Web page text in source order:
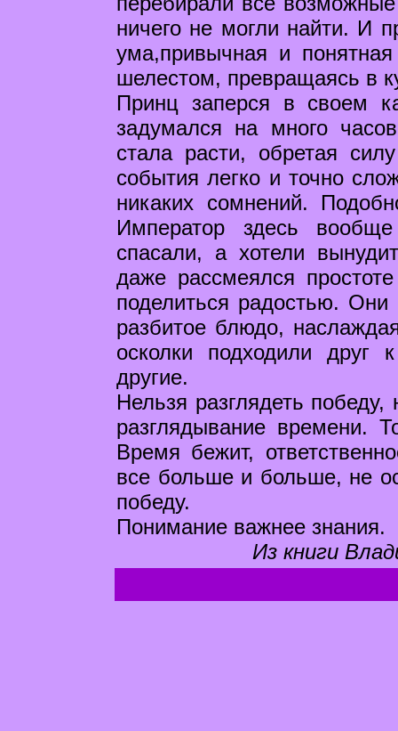
ничего не могли найти. И
ума,привычная и
шелестом, превращаясь в
Принц заперся в своем
задумался на много
стала расти, обретая
события легко и точно
никаких сомнений.
Император здесь
спасали, а хотели
даже рассмеялся
поделиться радостью.
разбитое блюдо,
осколки подходили
другие.
Нельзя разглядеть
разглядывание времени.
Время бежит,
все больше и больше, не
победу.
Понимание важнее знания.
Из книги